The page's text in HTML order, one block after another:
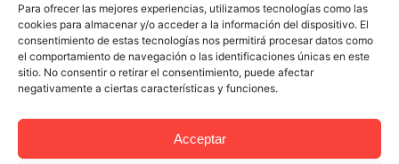
Para ofrecer las mejores experiencias, utilizamos tecnologías como las
cookies para almacenar y/o acceder a la información del dispositivo. El
consentimiento de estas tecnologías nos permitirá procesar datos como
el comportamiento de navegación o las identificaciones únicas en este
sitio. No consentir o retirar el consentimiento, puede afectar
negativamente a ciertas características y funciones.
Acceptar